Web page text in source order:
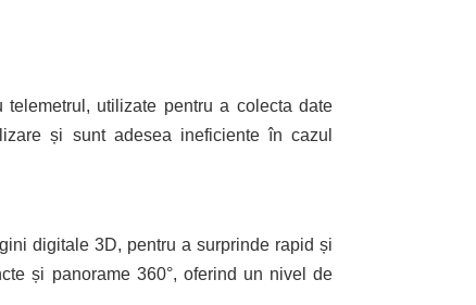
utilizate pentru a colecta date
și sunt adesea ineficiente în cazul
digitale 3D, pentru a surprinde rapid și
și panorame 360°, oferind un nivel de